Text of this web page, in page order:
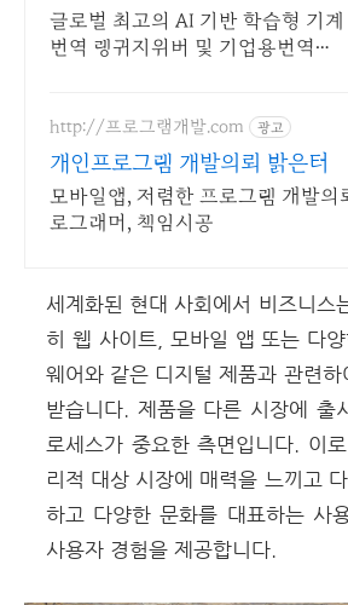
글로벌 최고의 AI 기반 학습형 기계
번역 랭귀지위버 및 기업용번역툴
http://프로그램개발.com 광고
개인프로그램 개발의뢰 밝은터
모바일앱, 저렴한 프로그램 개발의
로그래머, 책임시공
세계화된 현대 사회에서 비즈니스
히 웹 사이트, 모바일 앱 또는 다
웨어와 같은 디지털 제품과 관련
받습니다. 제품을 다른 시장에 출
로세스가 중요한 측면입니다. 이
리적 대상 시장에 매력을 느끼고
하고 다양한 문화를 대표하는 사
사용자 경험을 제공합니다.